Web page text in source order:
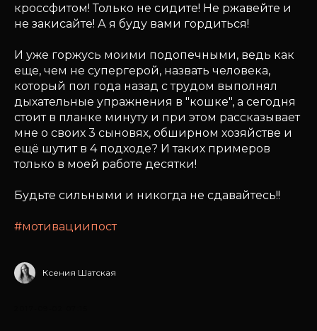
кроссфитом! Только не сидите! Не ржавейте и
не закисайте! А я буду вами гордиться!
И уже горжусь моими подопечными, ведь как
еще, чем не супергерой, назвать человека,
который пол года назад с трудом выполнял
дыхательные упражнения в "кошке", а сегодня
стоит в планке минуту и при этом рассказывает
мне о своих 3 сыновях, обширном хозяйстве и
ещё шутит в 4 подходе? И таких примеров
только в моей работе десятки!
Будьте сильными и никогда не сдавайтесь!!
#мотивациипост
Ксения Шатская